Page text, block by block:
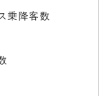
降客数